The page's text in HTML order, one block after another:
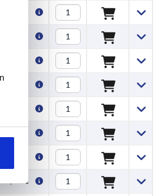
2,42 €
2,42 €
2,62 €
3,16 €
3,31 €
3,92 €
4,11 €
2,44 €